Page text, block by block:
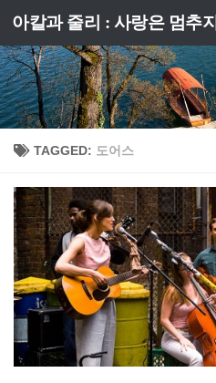
Skip to content
아칼과 줄리 : 사랑은 멈추
TAGGED: 도어스